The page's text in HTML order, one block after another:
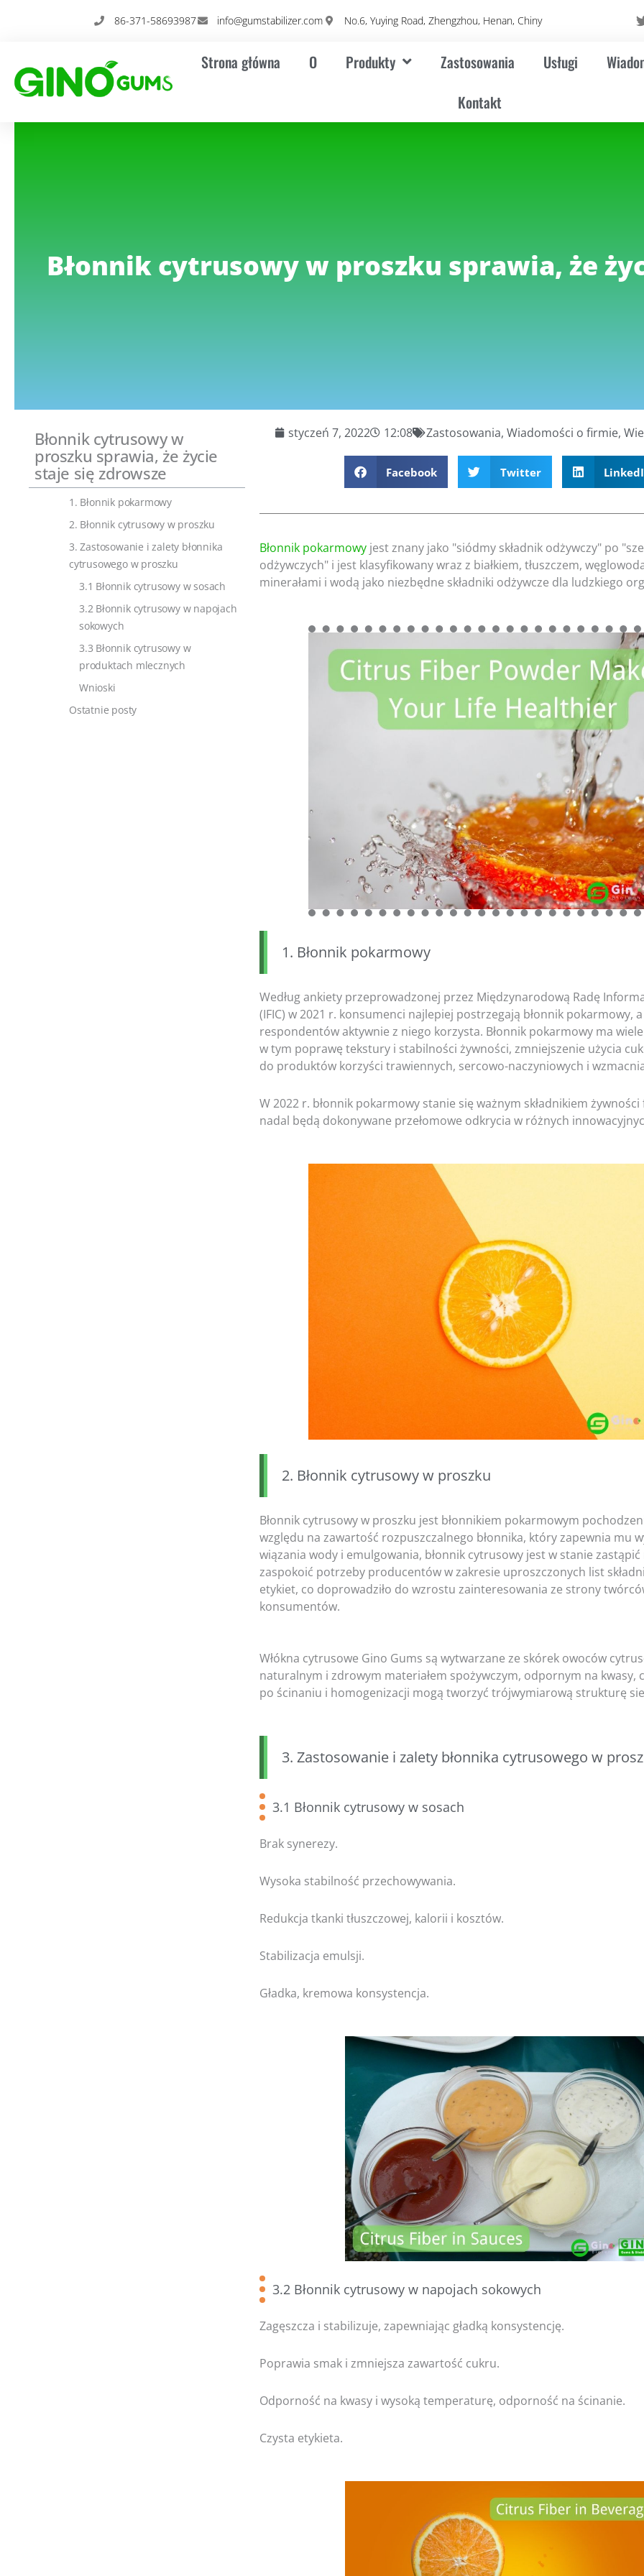
86-371-58693987 info@gumstabilizer.com No.6, Yuying Road, Zhengzhou, Henan, Chiny
Strona główna O Produkty Zastosowania Usługi
Kontakt
Błonnik cytrusowy w proszku sprawia, że
Błonnik cytrusowy w
proszku sprawia, że życie
staje się zdrowsze
1. Błonnik pokarmowy
2. Błonnik cytrusowy w proszku
3. Zastosowanie i zalety błonnika
cytrusowego w proszku
3.1 Błonnik cytrusowy w sosach
3.2 Błonnik cytrusowy w napojach
sokowych
3.3 Błonnik cytrusowy w
produktach mlecznych
Wnioski
Ostatnie posty
styczeń 7, 2022 12:08 Zastosowania,Wiadomości o firmie,
Facebook Twitter
Błonnik pokarmowy jest znany jako "siódmy składnik odżywczy" po
odżywczych" i jest klasyfikowany wraz z białkiem, tłuszczem,
minerałami i wodą jako niezbędne składniki odżywcze dla ludzkiego
1. Błonnik pokarmowy
Według ankiety przeprowadzonej przez Międzynarodową Radę
(IFIC) w 2021 r. konsumenci najlepiej postrzegają błonnik pokarmowy, a
respondentów aktywnie z niego korzysta. Błonnik pokarmowy ma
w tym poprawę tekstury i stabilności żywności, zmniejszenie użycia
do produktów korzyści trawiennych, sercowo-naczyniowych i
W 2022 r. błonnik pokarmowy stanie się ważnym składnikiem
nadal będą dokonywane przełomowe odkrycia w różnych
2. Błonnik cytrusowy w proszku
Błonnik cytrusowy w proszku jest błonnikiem pokarmowym
względu na zawartość rozpuszczalnego błonnika, który zapewnia mu
wiązania wody i emulgowania, błonnik cytrusowy jest w stanie
zaspokoić potrzeby producentów w zakresie uproszczonych list
etykiet, co doprowadziło do wzrostu zainteresowania ze strony
konsumentów.
Włókna cytrusowe Gino Gums są wytwarzane ze skórek owoców
naturalnym i zdrowym materiałem spożywczym, odpornym na kwasy,
po ścinaniu i homogenizacji mogą tworzyć trójwymiarową strukturę
3. Zastosowanie i zalety błonnika cytrusowego w
3.1 Błonnik cytrusowy w sosach
Brak synerezy.
Wysoka stabilność przechowywania.
Redukcja tkanki tłuszczowej, kalorii i kosztów.
Stabilizacja emulsji.
Gładka, kremowa konsystencja.
3.2 Błonnik cytrusowy w napojach sokowych
Zagęszcza i stabilizuje, zapewniając gładką konsystencję.
Poprawia smak i zmniejsza zawartość cukru.
Odporność na kwasy i wysoką temperaturę, odporność na ścinanie.
Czysta etykieta.